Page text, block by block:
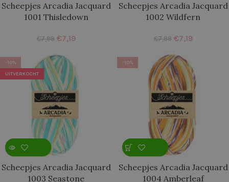
Scheepjes Arcadia Jacquard
1001 Thisledown
€7,99 €7,19
Scheepjes Arcadia Jacquard
1002 Wildfern
€7,99 €7,19
-10%
UITVERKOCHT
Scheepjes Arcadia Jacquard
1003 Seastone
-10%
Scheepjes Arcadia Jacquard
1004 Amberleaf